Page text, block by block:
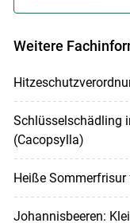
Weitere
Schlüsselschädling
(Cacopsylla)
Heiße Sommerfrisur
Johannisbeeren: